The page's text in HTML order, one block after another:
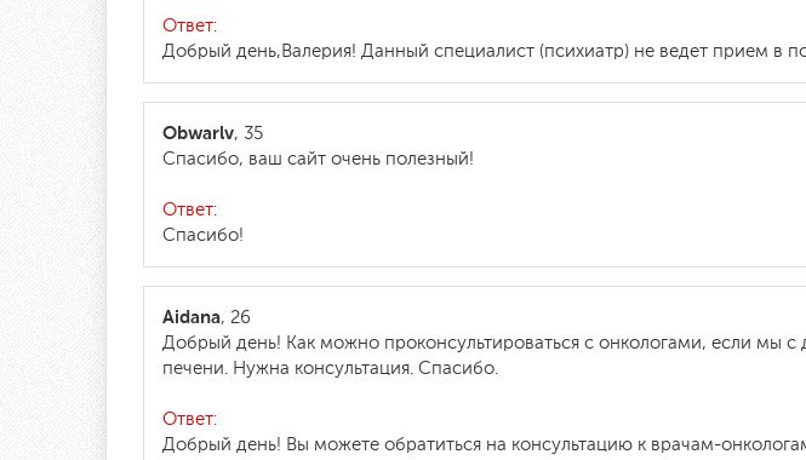
Ответ:
Добрый день,Валерия! Данный специалист (психиатр) не ведет прием в
Оbwarlv, 35
Спасибо, ваш сайт очень полезный!
Ответ:
Спасибо!
Aidana, 26
Добрый день! Как можно проконсультироваться с онкологами, если мы
печени. Нужна консультация. Спасибо.
Ответ:
Добрый день! Вы можете обратиться на консультацию к врачам-